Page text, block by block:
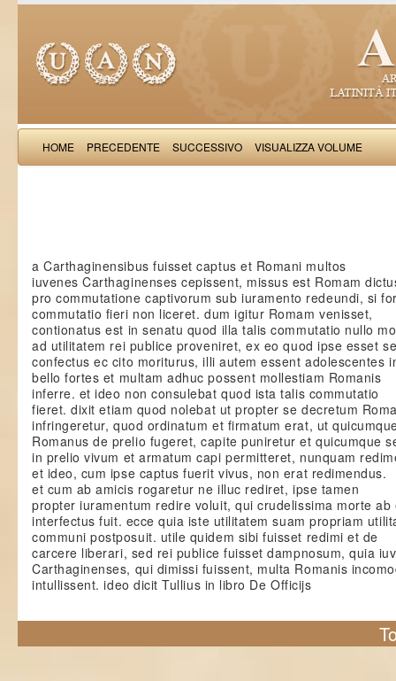
HOME PRECEDENTE SUCCESSIVO VISUALIZZA VOLUME
a Carthaginensibus fuisset captus et Romani multos
iuvenes Carthaginenses cepissent, missus est Romam
pro commutatione captivorum sub iuramento redeundi, si
commutatio fieri non liceret. dum igitur Romam venisset,
contionatus est in senatu quod illa talis commutatio nullo
ad utilitatem rei publice proveniret, ex eo quod ipse esset
confectus ec cito moriturus, illi autem essent adolescentes
bello fortes et multam adhuc possent mollestiam Romanis
inferre. et ideo non consulebat quod ista talis commutatio
fieret. dixit etiam quod nolebat ut propter se decretum
infringeretur, quod ordinatum et firmatum erat, ut
Romanus de prelio fugeret, capite puniretur et quicumque
in prelio vivum et armatum capi permitteret, nunquam
et ideo, cum ipse captus fuerit vivus, non erat redimendus.
et cum ab amicis rogaretur ne illuc rediret, ipse tamen
propter iuramentum redire voluit, qui crudelissima morte ab
interfectus fuit. ecce quia iste utilitatem suam propriam
communi postposuit. utile quidem sibi fuisset redimi et de
carcere liberari, sed rei publice fuisset dampnosum, quia
Carthaginenses, qui dimissi fuissent, multa Romanis
intullissent. ideo dicit Tullius in libro De Officijs